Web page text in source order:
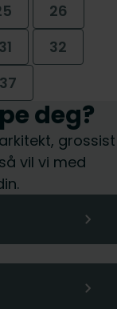
26
31
32
37
deg?
grossist
vil vi med